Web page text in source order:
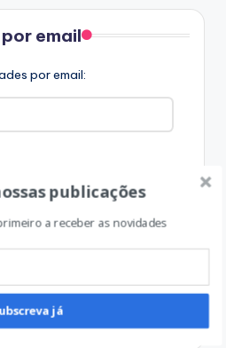
email
por email:
publicações
a receber as novidades
já